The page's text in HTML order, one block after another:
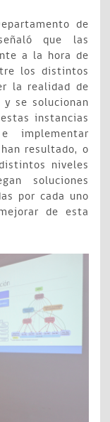
de
que las
a la hora de
los distintos
la realidad de
y se solucionan
instancias
implementar
resultado, o
niveles
soluciones
por cada uno
de esta